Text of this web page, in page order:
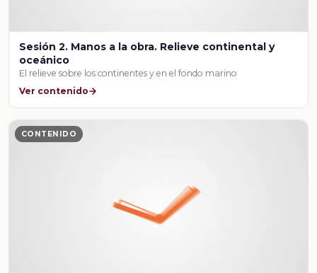
Sesión 2. Manos a la obra. Relieve continental y
oceánico
El relieve sobre los continentes y en el fondo marino
Ver contenido
CONTENIDO